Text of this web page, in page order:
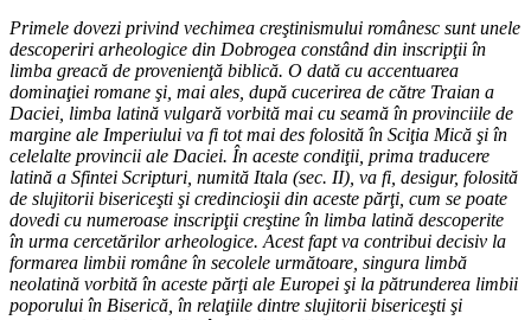
Primele dovezi privind vechimea creştinismului românesc sunt unele
descoperiri arheologice din Dobrogea constând din inscripţii în
limba greacă de provenienţă biblică. O dată cu accentuarea
dominaţiei romane şi, mai ales, după cucerirea de către Traian a
Daciei, limba latină vulgară vorbită mai cu seamă în provinciile de
margine ale Imperiului va fi tot mai des folosită în Sciţia Mică şi în
celelalte provincii ale Daciei. În aceste condiţii, prima traducere
latină a Sfintei Scripturi, numită Itala (sec. II), va fi, desigur, folosită
de slujitorii bisericeşti şi credincioşii din aceste părţi, cum se poate
dovedi cu numeroase inscripţii creştine în limba latină descoperite
în urma cercetărilor arheologice. Acest fapt va contribui decisiv la
formarea limbii române în secolele următoare, singura limbă
neolatină vorbită în aceste părţi ale Europei şi la pătrunderea limbii
poporului în Biserică, în relaţiile dintre slujitorii bisericeşti şi